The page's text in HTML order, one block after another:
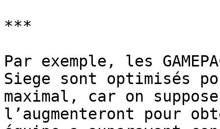
***
Par exemple, les
Siege sont optimisés
maximal, car on
l’augmenteront pour